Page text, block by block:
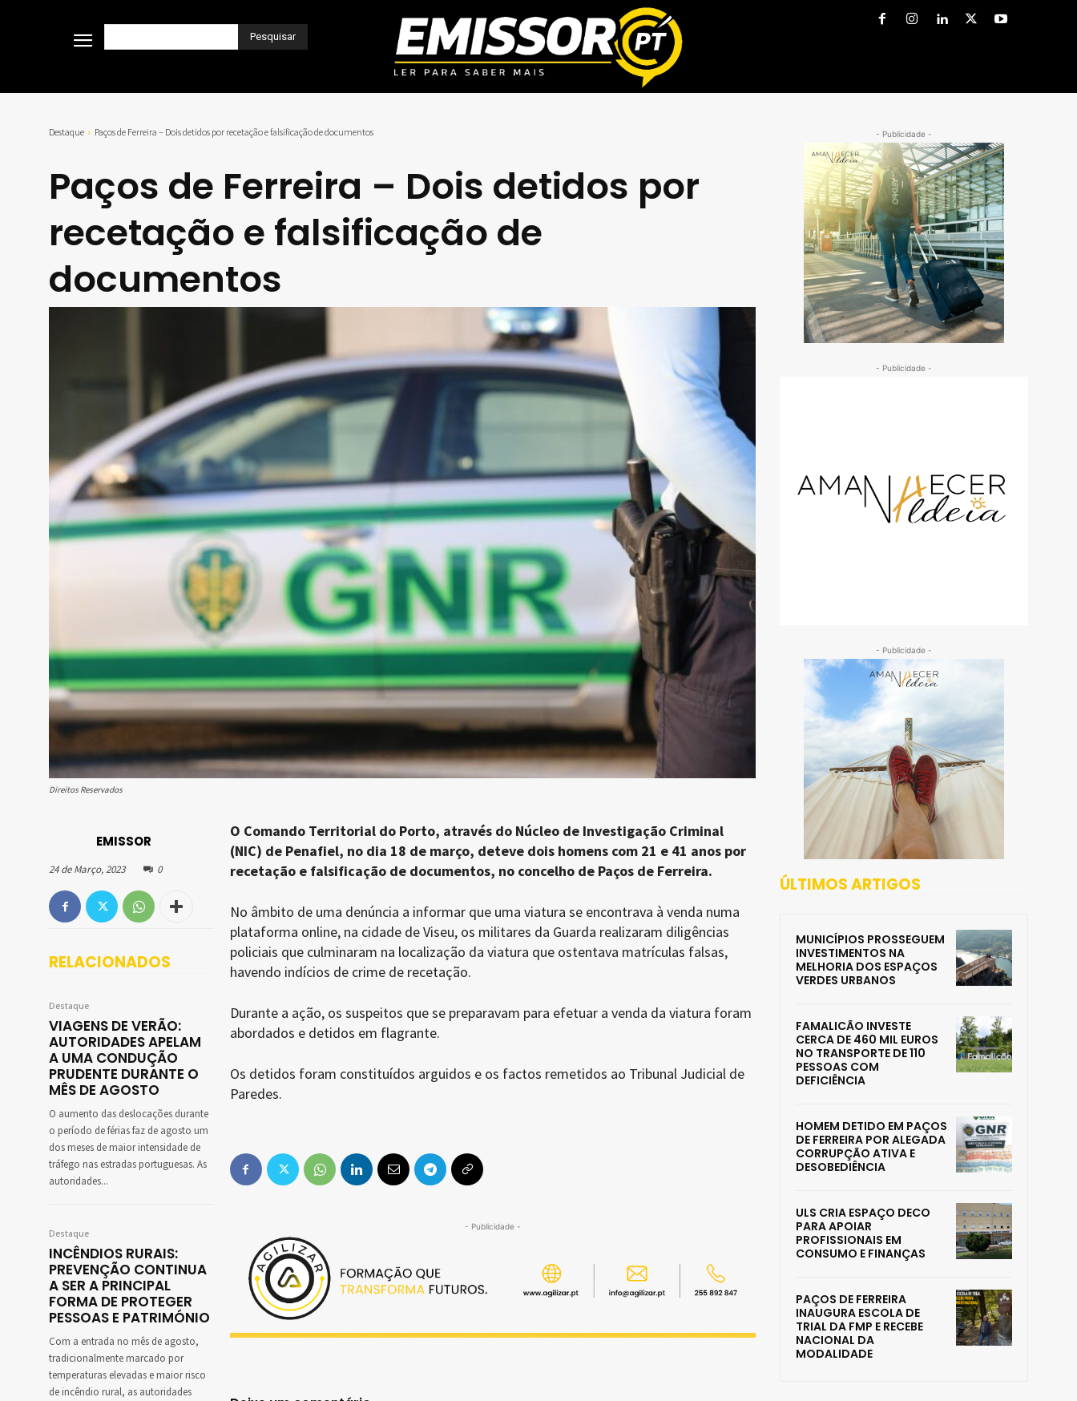
Pesquisar
Destaque Paços de Ferreira – Dois detidos por recetação e falsificação de documentos
Paços de Ferreira – Dois detidos por
recetação e falsificação de
documentos
Direitos Reservados
EMISSOR
24 de Março, 2023 0
RELACIONADOS
Destaque
VIAGENS DE VERÃO:
AUTORIDADES APELAM
A UMA CONDUÇÃO
PRUDENTE DURANTE O
MÊS DE AGOSTO
O aumento das deslocações durante
o período de férias faz de agosto um
dos meses de maior intensidade de
tráfego nas estradas portuguesas. As
autoridades...
Destaque
INCÊNDIOS RURAIS:
PREVENÇÃO CONTINUA
A SER A PRINCIPAL
FORMA DE PROTEGER
PESSOAS E PATRIMÓNIO
Com a entrada no mês de agosto,
tradicionalmente marcado por
temperaturas elevadas e maior risco
de incêndio rural, as autoridades
O Comando Territorial do Porto, através do Núcleo de Investigação Criminal
(NIC) de Penafiel, no dia 18 de março, deteve dois homens com 21 e 41 anos por
recetação e falsificação de documentos, no concelho de Paços de Ferreira.
No âmbito de uma denúncia a informar que uma viatura se encontrava à venda numa
plataforma online, na cidade de Viseu, os militares da Guarda realizaram diligências
policiais que culminaram na localização da viatura que ostentava matrículas falsas,
havendo indícios de crime de recetação.
Durante a ação, os suspeitos que se preparavam para efetuar a venda da viatura foram
abordados e detidos em flagrante.
Os detidos foram constituídos arguidos e os factos remetidos ao Tribunal Judicial de
Paredes.
- Publicidade -
- Publicidade -
- Publicidade -
- Publicidade -
ÚLTIMOS ARTIGOS
MUNICÍPIOS PROSSEGUEM
INVESTIMENTOS NA
MELHORIA DOS ESPAÇOS
VERDES URBANOS
FAMALICÃO INVESTE
CERCA DE 460 MIL EUROS
NO TRANSPORTE DE 110
PESSOAS COM
DEFICIÊNCIA
HOMEM DETIDO EM PAÇOS
DE FERREIRA POR ALEGADA
CORRUPÇÃO ATIVA E
DESOBEDIÊNCIA
ULS CRIA ESPAÇO DECO
PARA APOIAR
PROFISSIONAIS EM
CONSUMO E FINANÇAS
PAÇOS DE FERREIRA
INAUGURA ESCOLA DE
TRIAL DA FMP E RECEBE
NACIONAL DA
MODALIDADE